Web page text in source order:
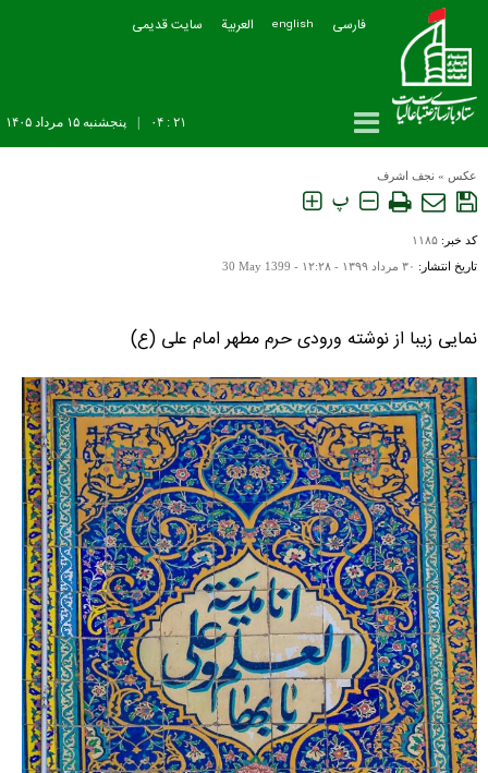
فارسی english العربیة سایت قدیمی
پنجشنبه ۱۵ مرداد ۱۴۰۵ ۲۱ : ۰۴
عکس » نجف اشرف
پ
کد خبر: ۱۱۸۵
تاریخ انتشار: ۳۰ مرداد ۱۳۹۹ - ۱۲:۲۸ - 30 May 1399
نمایی زیبا از نوشته ورودی حرم مطهر امام علی (ع)